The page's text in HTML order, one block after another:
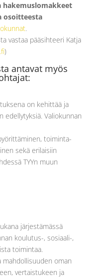
hakemuslomakkeet
osoitteesta
.
vastaa pääsihteeri Katja
)
antavat myös
on kehittää ja
edellytyksiä. Valiokunnan
toiminta-
sekä erilaisiin
TYYn muun
järjestämässä
koulutus-, sosiaali-,
toimintaa.
mahdollisuuden oman
vertaistukeen ja